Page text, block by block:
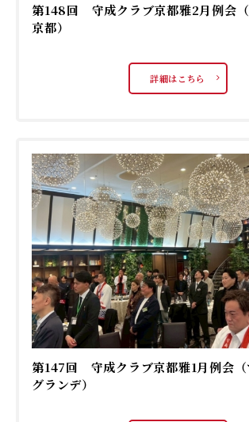
第148回 守成クラブ京都雅2月例会
京都）
詳細はこちら
第147回 守成クラブ京都雅1月例会（
グランデ）